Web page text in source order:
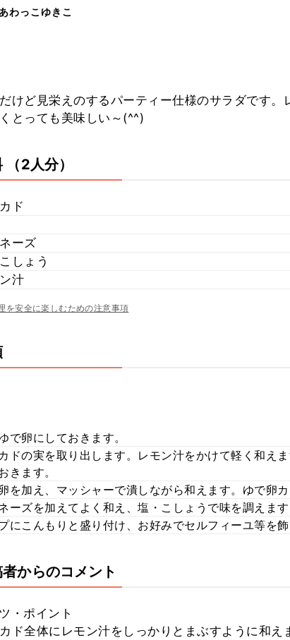
あわっこゆきこ
けど見栄えのするパーティー仕様のサラダです。
とっても美味しい～(^^)
（2人分）
ド
ーズ
しょう
汁
を安全に楽しむための注意事項
で卵にしておきます。
ドの実を取り出します。レモン汁をかけて軽く和え
きます。
を加え、マッシャーで潰しながら和えます。ゆで卵カ
ーズを加えてよく和え、塩・こしょうで味を調えます
にこんもりと盛り付け、お好みでセルフィーユ等を
からのコメント
・ポイント
ド全体にレモン汁をしっかりとまぶすように和え